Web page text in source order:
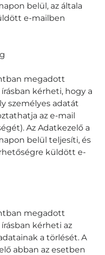
belül, az általa
e-mailben
megadott
kérheti, hogy a
személyes adatát
az e-mail
Az Adatkezelő a
belül teljesíti, és
küldött e-
megadott
kérheti az
a törlését. A
abban az esetben